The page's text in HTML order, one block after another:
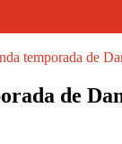
temporada de
de